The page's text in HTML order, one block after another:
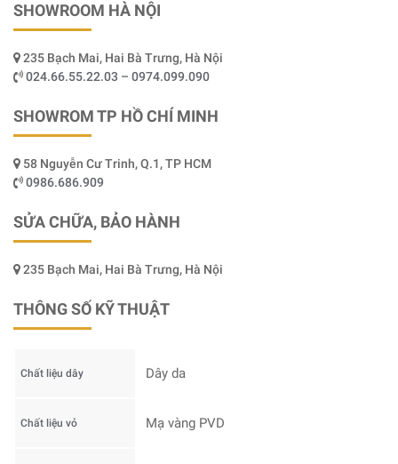
SHOWROOM HÀ NỘI
235 Bạch Mai, Hai Bà Trưng, Hà Nội
024.66.55.22.03 – 0974.099.090
SHOWROM TP HỒ CHÍ MINH
58 Nguyễn Cư Trinh, Q.1, TP HCM
0986.686.909
SỬA CHỮA, BẢO HÀNH
235 Bạch Mai, Hai Bà Trưng, Hà Nội
THÔNG SỐ KỸ THUẬT
Chất liệu dây Dây da
Chất liệu vỏ Mạ vàng PVD